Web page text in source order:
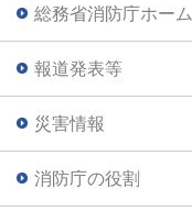
総務省消防庁ホーム
報道発表等
災害情報
消防庁の役割